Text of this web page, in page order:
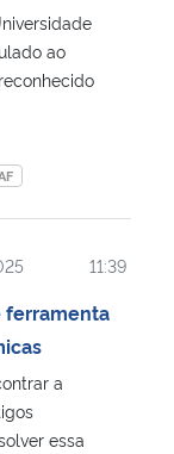
ao
11:39
ferramenta
a
essa